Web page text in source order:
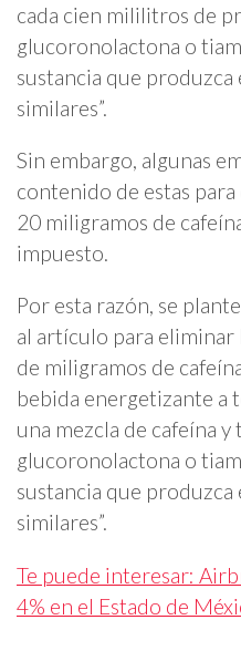
cada cien mililitros de
glucoronolactona o
sustancia que
similares”.
Sin embargo, algunas
contenido de estas
20 miligramos de
impuesto.
Por esta razón, se
al artículo para eliminar
de miligramos de
bebida energetizante a
una mezcla de cafeína y
glucoronolactona o
sustancia que
similares”.
Te puede interesar:
4% en el Estado de